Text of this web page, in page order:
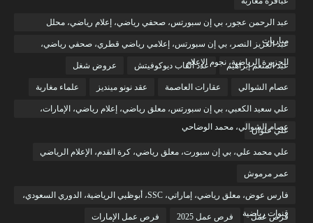
عبد الرحمن عجور، بي إن سبورتس، صحفي رياضي، إعلام رياضي، محلل
مباريات
عبد العزيز النصر، بي إن سبورتس، إعلامي رياضي قطري، صحفي رياضي،
الجزيرة الرياضية، نجوم الإعلام
عبد المنعم إبراهيم عدد ألقاب ديوكوفيتش عروض شغل
عصام الشوالي عقارات العاصمة عقد نونو مينديز علماء مغاربة
علي سعيد الكعبي، بي إن سبورتس، معلق رياضي، إعلام رياضي، الإمارات،
عصام الشوالي، محمد الوضاحي
علي علوان
علي محمد علي، بي إن سبورت، معلق رياضي، كرة القدم، الإعلام الرياضي
عمر مرموش
فارس عوض، معلق رياضي، إماراتي، SSC، أبوظبي الرياضية، الدوري السعودي،
قنوات رياضية
فرص عمل فرص عمل 2025 فرص عمل الإمارات